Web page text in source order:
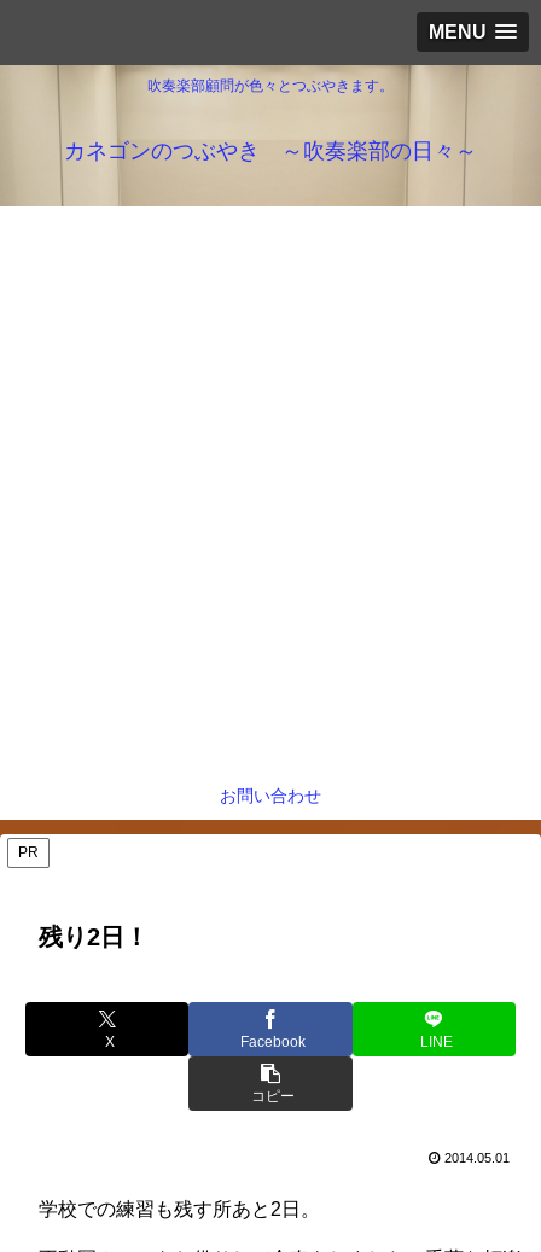
MENU
吹奏楽部顧問が色々とつぶやきます。
カネゴンのつぶやき ～吹奏楽部の日々～
お問い合わせ
PR
残り2日！
X Facebook LINE
コピー
2014.05.01
学校での練習も残す所あと2日。